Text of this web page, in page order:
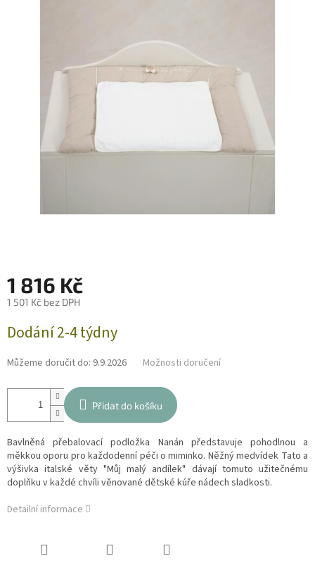
1 816 Kč
1 501 Kč bez DPH
cena:
Dodání 2-4 týdny
Můžeme doručit do: 9.9.2026 Možnosti doručení
Přidat do košíku
Bavlněná přebalovací podložka Nanán představuje pohodlnou a
měkkou oporu pro každodenní péči o miminko. Něžný medvídek Tato a
výšivka italské věty "Můj malý andílek" dávají tomuto užitečnému
doplňku v každé chvíli věnované dětské kúře nádech sladkosti.
Detailní informace